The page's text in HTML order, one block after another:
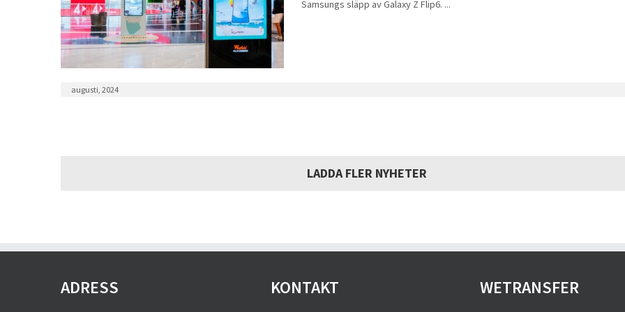
Samsungs släpp av Galaxy Z Flip6. ...
augusti, 2024
LADDA FLER NYHETER
ADRESS KONTAKT WETRANSFER